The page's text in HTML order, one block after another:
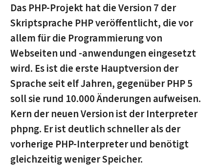
Das PHP-Projekt hat die Version 7 der
Skriptsprache PHP veröffentlicht, die vor
allem für die Programmierung von
Webseiten und -anwendungen eingesetzt
wird. Es ist die erste Hauptversion der
Sprache seit elf Jahren, gegenüber PHP 5
soll sie rund 10.000 Änderungen aufweisen.
Kern der neuen Version ist der Interpreter
phpng. Er ist deutlich schneller als der
vorherige PHP-Interpreter und benötigt
gleichzeitig weniger Speicher.